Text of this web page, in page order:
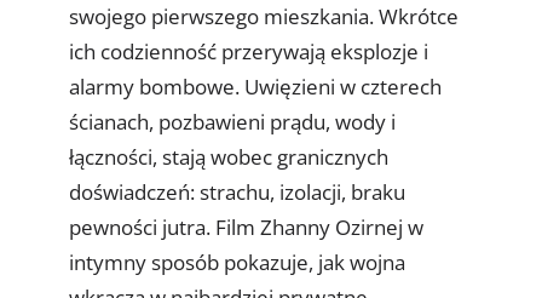
swojego pierwszego mieszkania. Wkrótce
ich codzienność przerywają eksplozje i
alarmy bombowe. Uwięzieni w czterech
ścianach, pozbawieni prądu, wody i
łączności, stają wobec granicznych
doświadczeń: strachu, izolacji, braku
pewności jutra. Film Zhanny Ozirnej w
intymny sposób pokazuje, jak wojna